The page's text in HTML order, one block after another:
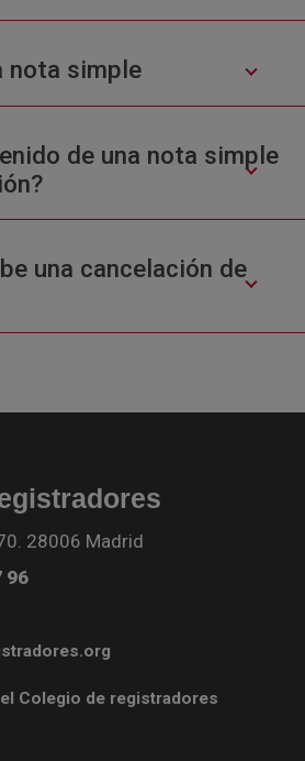
nota simple
de una nota simple
una cancelación de
28006 Madrid
96
Colegio de registradores